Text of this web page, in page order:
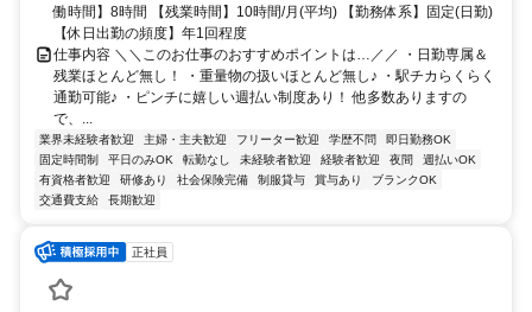
働時間】8時間 【残業時間】10時間/月(平均) 【勤務体系】固定(日勤)
【休日出勤の頻度】年1回程度
仕事内容 ＼＼このお仕事のおすすめポイントは…／／ ・日勤専属＆
残業ほとんど無し！ ・重量物の扱いほとんど無し♪ ・駅チカらくらく
通勤可能♪ ・ピンチに嬉しい週払い制度あり！ 他多数ありますの
で、...
業界未経験者歓迎 主婦・主夫歓迎 フリーター歓迎 学歴不問
即日勤務OK
固定時間制
平日のみOK 転勤なし 未経験者歓迎 経験者歓迎 夜間
週払いOK
有資格者歓迎
研修あり 社会保険完備 制服貸与 賞与あり
ブランクOK
交通費支給
長期歓迎
正社員